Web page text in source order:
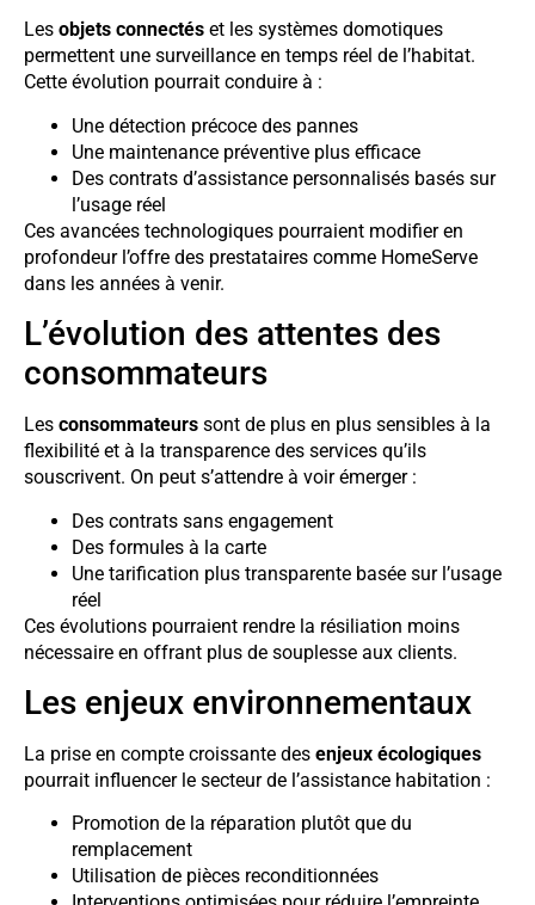
Les objets connectés et les systèmes domotiques
permettent une surveillance en temps réel de l’habitat.
Cette évolution pourrait conduire à :
Une détection précoce des pannes
Une maintenance préventive plus efficace
Des contrats d’assistance personnalisés basés sur
l’usage réel
Ces avancées technologiques pourraient modifier en
profondeur l’offre des prestataires comme HomeServe
dans les années à venir.
L’évolution des attentes des
consommateurs
Les consommateurs sont de plus en plus sensibles à la
flexibilité et à la transparence des services qu’ils
souscrivent. On peut s’attendre à voir émerger :
Des contrats sans engagement
Des formules à la carte
Une tarification plus transparente basée sur l’usage
réel
Ces évolutions pourraient rendre la résiliation moins
nécessaire en offrant plus de souplesse aux clients.
Les enjeux environnementaux
La prise en compte croissante des enjeux écologiques
pourrait influencer le secteur de l’assistance habitation :
Promotion de la réparation plutôt que du
remplacement
Utilisation de pièces reconditionnées